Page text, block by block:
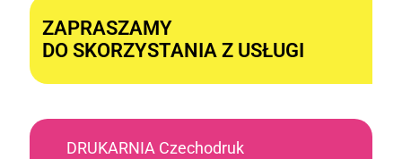
ZAPRASZAMY
DO SKORZYSTANIA Z USŁUGI
DRUKARNIA Czechodruk